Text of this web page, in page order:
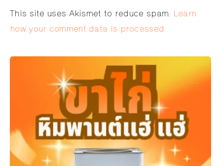
Alternative:
This site uses Akismet to reduce spam. Learn
how your comment data is processed.